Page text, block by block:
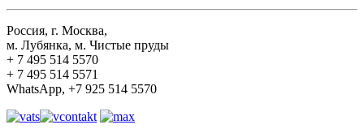
Россия, г. Москва,
м. Лубянка, м. Чистые пруды
+ 7 495 514 5570
+ 7 495 514 5571
WhatsApp, +7 925 514 5570